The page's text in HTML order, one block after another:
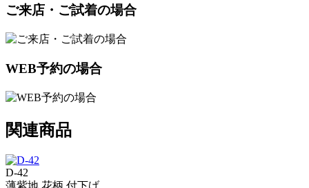
ご来店・ご試着の場合
WEB予約の場合
関連商品
D-42